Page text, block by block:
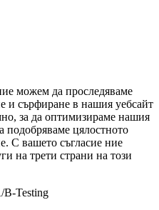
можем да проследяваме
и сърфиране в нашия уебсайт
за да оптимизираме нашия
подобряваме цялостното
С вашето съгласие ние
на трети страни на този
B-Testing